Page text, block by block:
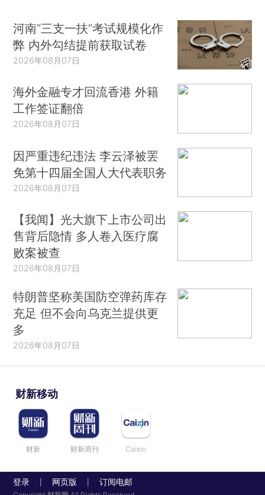
河南“三支一扶”考试规模化作
弊 内外勾结提前获取试卷
2026年08月07日
海外金融专才回流香港 外籍
工作签证翻倍
2026年08月07日
因严重违纪违法 李云泽被罢
免第十四届全国人大代表职务
2026年08月07日
【我闻】光大旗下上市公司出
售背后隐情 多人卷入医疗腐
败案被查
2026年08月07日
特朗普坚称美国防空弹药库存
充足 但不会向乌克兰提供更
多
2026年08月07日
财新移动
财新 财新周刊 Caixin
登录 网页版 订阅电邮